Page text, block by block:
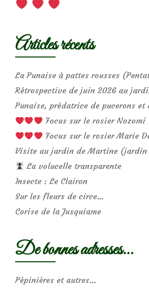
Articles récents
La Punaise à pattes rousses
Rétrospective de juin 2026 au
Punaise, prédatrice de pucerons et
Focus sur le rosier Nozomi
Focus sur le rosier Marie
Visite au jardin de Martine
La volucelle transparente
Insecte : Le Clairon
Sur les fleurs de circe…
Corise de la Jusquiame
De bonnes adresses…
Pépinières et autres…